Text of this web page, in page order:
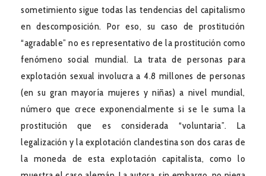
sometimiento sigue todas las tendencias del capitalismo
en descomposición. Por eso, su caso de prostitución
“agradable” no es representativo de la prostitución como
fenómeno social mundial. La trata de personas para
explotación sexual involucra a 4.8 millones de personas
(en su gran mayoría mujeres y niñas) a nivel mundial,
número que crece exponencialmente si se le suma la
prostitución que es considerada “voluntaria”. La
legalización y la explotación clandestina son dos caras de
la moneda de esta explotación capitalista, como lo